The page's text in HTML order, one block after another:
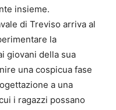
insieme.
di Treviso arriva al
la
giovani della sua
una cospicua fase
a una
i ragazzi possano